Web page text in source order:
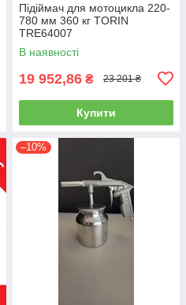
Підіймач для мотоцикла 220-
780 мм 360 кг TORIN
TRE64007
В наявності
19 952,86 ₴ 23 201 ₴
Купити
–10%